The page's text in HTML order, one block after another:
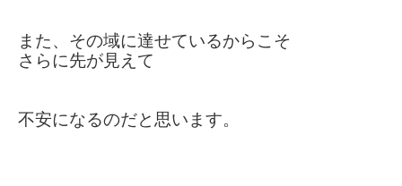
また、その域に達せているからこそ
さらに先が見えて
不安になるのだと思います。